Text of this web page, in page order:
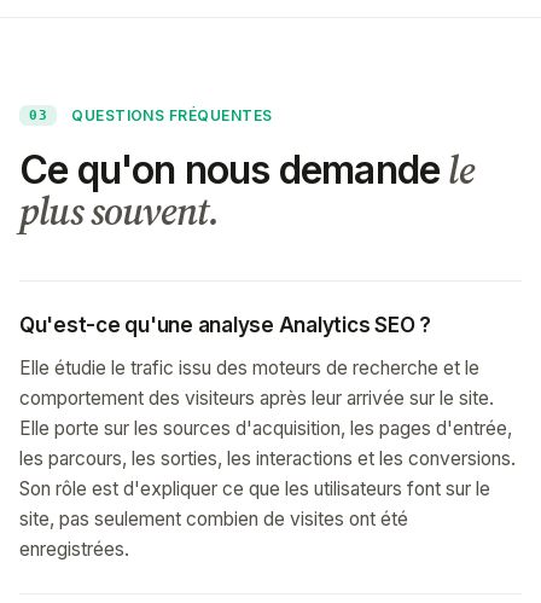
03 QUESTIONS FRÉQUENTES
Ce qu'on nous demandele
plus souvent.
Qu'est-ce qu'une analyse Analytics SEO ?
Elle étudie le trafic issu des moteurs de recherche et le
comportement des visiteurs après leur arrivée sur le site.
Elle porte sur les sources d'acquisition, les pages d'entrée,
les parcours, les sorties, les interactions et les conversions.
Son rôle est d'expliquer ce que les utilisateurs font sur le
site, pas seulement combien de visites ont été
enregistrées.